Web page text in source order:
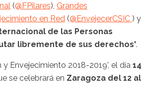
(@FPilares), Grandes
en Red (@EnvejecerCSIC ) y
de las Personas
libremente de sus derechos'.
y Envejecimiento 2018-2019', el día 14
se celebrará en Zaragoza del 12 al